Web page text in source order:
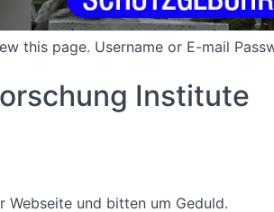
this page. Username or E-mail
Institute
Webseite und bitten um Geduld.